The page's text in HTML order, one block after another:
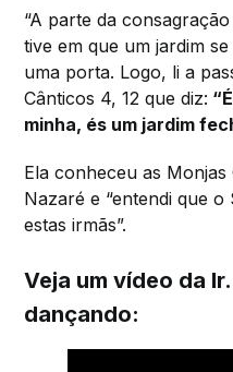
“A parte da
tive em que um jardim
uma porta. Logo, li a
Cânticos 4, 12 que diz:
minha, és um jardim
Ela conheceu as Monjas
Nazaré e “entendi que
estas irmãs”.
Veja um vídeo da
dançando: